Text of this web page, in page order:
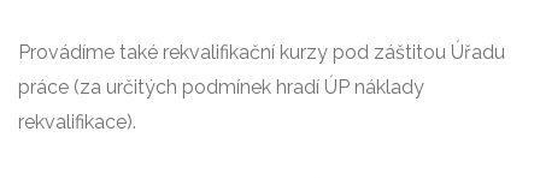
Provádíme také rekvalifikační kurzy pod záštitou Úřadu
práce (za určitých podmínek hradí ÚP náklady
rekvalifikace).